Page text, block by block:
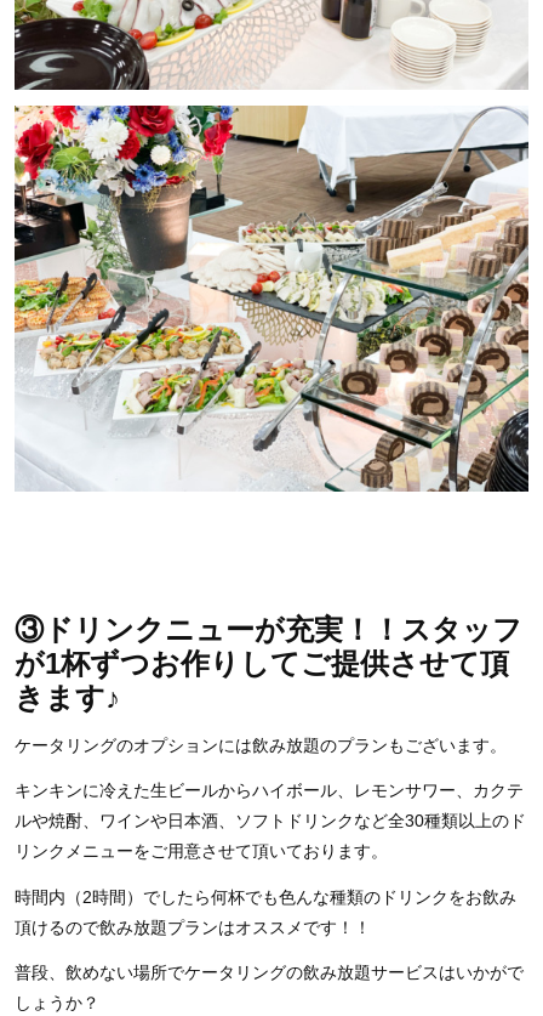
③ドリンクニューが充実！！スタッフ
が1杯ずつお作りしてご提供させて頂
きます♪
ケータリングのオプションには飲み放題のプランもございます。
キンキンに冷えた生ビールからハイボール、レモンサワー、カクテ
ルや焼酎、ワインや日本酒、ソフトドリンクなど全30種類以上のド
リンクメニューをご用意させて頂いております。
時間内（2時間）でしたら何杯でも色んな種類のドリンクをお飲み
頂けるので飲み放題プランはオススメです！！
普段、飲めない場所でケータリングの飲み放題サービスはいかがで
しょうか？